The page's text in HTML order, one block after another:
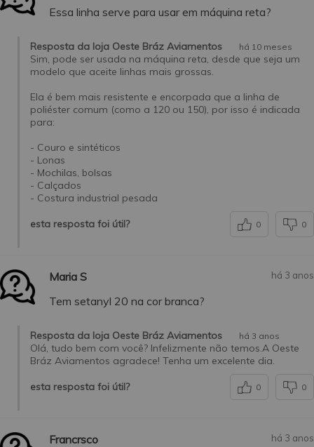
Essa linha serve para usar em máquina reta?
Resposta da loja Oeste Bráz Aviamentos há 10 meses
Sim, pode ser usada na máquina reta, desde que seja um
modelo que aceite linhas mais grossas.
Ela é bem mais resistente e encorpada que a linha de
poliéster comum (como a 120 ou 150), por isso é indicada
para:
- Couro e sintéticos
- Lonas
- Mochilas, bolsas
- Calçados
- Costura industrial pesada
esta resposta foi útil? 0 0
Maria S há 3 anos
Tem setanyl 20 na cor branca?
Resposta da loja Oeste Bráz Aviamentos há 3 anos
Olá, tudo bem com você? Infelizmente não temos.A Oeste
Bráz Aviamentos agradece! Tenha um excelente dia.
esta resposta foi útil? 0 0
Francrsco há 3 anos